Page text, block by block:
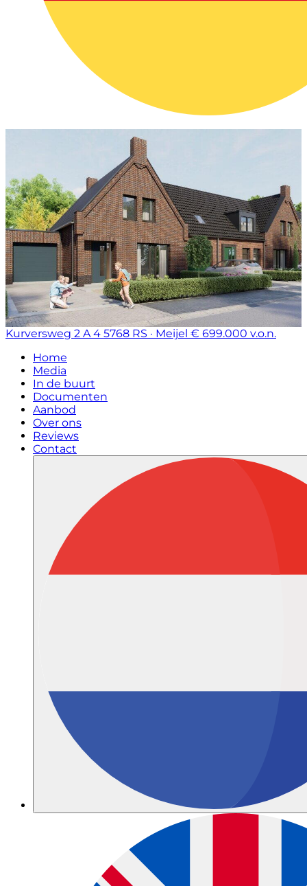
Kurversweg 2 A 4 5768 RS · Meijel € 699.000 v.o.n.
Home
Media
In de buurt
Documenten
Aanbod
Over ons
Reviews
Contact